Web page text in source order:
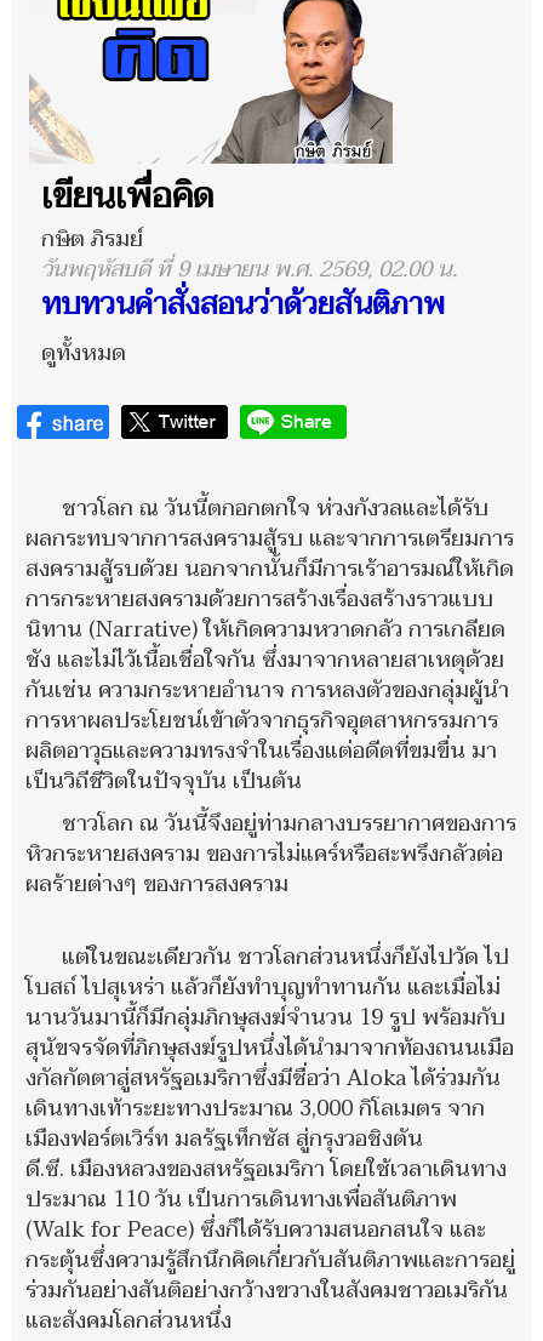
เขียนเพื่อคิด
กษิต ภิรมย์
วันพฤหัสบดี ที่ 9 เมษายน พ.ศ. 2569, 02.00 น.
ทบทวนคำสั่งสอนว่าด้วยสันติภาพ
ดูทั้งหมด
ชาวโลก ณ วันนี้ตกอกตกใจ ห่วงกังวลและได้รับ
ผลกระทบจากการสงครามสู้รบ และจากการเตรียมการ
สงครามสู้รบด้วย นอกจากนั้นก็มีการเร้าอารมณ์ให้เกิด
การกระหายสงครามด้วยการสร้างเรื่องสร้างราวแบบ
นิทาน (Narrative) ให้เกิดความหวาดกลัว การเกลียด
ชัง และไม่ไว้เนื้อเชื่อใจกัน ซึ่งมาจากหลายสาเหตุด้วย
กันเช่น ความกระหายอำนาจ การหลงตัวของกลุ่มผู้นำ
การหาผลประโยชน์เข้าตัวจากธุรกิจอุตสาหกรรมการ
ผลิตอาวุธและความทรงจำในเรื่องแต่อดีตที่ขมขื่น มา
เป็นวิถีชีวิตในปัจจุบัน เป็นต้น
ชาวโลก ณ วันนี้จึงอยู่ท่ามกลางบรรยากาศของการ
หิวกระหายสงคราม ของการไม่แคร์หรือสะพรึงกลัวต่อ
ผลร้ายต่างๆ ของการสงคราม
แต่ในขณะเดียวกัน ชาวโลกส่วนหนึ่งก็ยังไปวัด ไป
โบสถ์ ไปสุเหร่า แล้วก็ยังทำบุญทำทานกัน และเมื่อไม่
นานวันมานี้ก็มีกลุ่มภิกษุสงฆ์จำนวน 19 รูป พร้อมกับ
สุนัขจรจัดที่ภิกษุสงฆ์รูปหนึ่งได้นำมาจากท้องถนนเมือ
งกัลกัตตาสู่สหรัฐอเมริกาซึ่งมีชื่อว่า Aloka ได้ร่วมกัน
เดินทางเท้าระยะทางประมาณ 3,000 กิโลเมตร จาก
เมืองฟอร์ตเวิร์ท มลรัฐเท็กซัส สู่กรุงวอชิงตัน
ดี.ซี. เมืองหลวงของสหรัฐอเมริกา โดยใช้เวลาเดินทาง
ประมาณ 110 วัน เป็นการเดินทางเพื่อสันติภาพ
(Walk for Peace) ซึ่งก็ได้รับความสนอกสนใจ และ
กระตุ้นซึ่งความรู้สึกนึกคิดเกี่ยวกับสันติภาพและการอยู่
ร่วมกันอย่างสันติอย่างกว้างขวางในสังคมชาวอเมริกัน
และสังคมโลกส่วนหนึ่ง